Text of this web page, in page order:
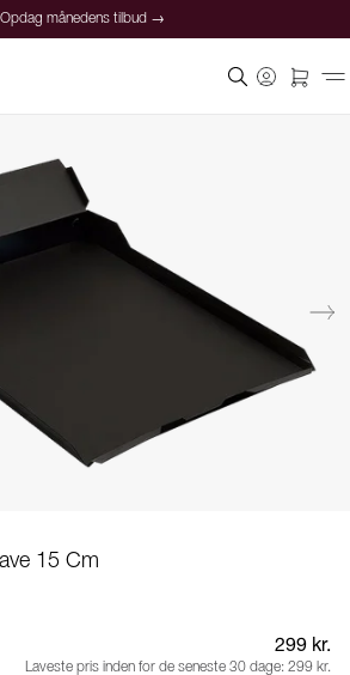
Opdag månedens tilbud →
15 Cm
299 kr.
Laveste pris inden for de seneste 30 dage: 299 kr.